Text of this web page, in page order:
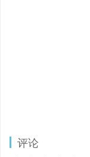
评论